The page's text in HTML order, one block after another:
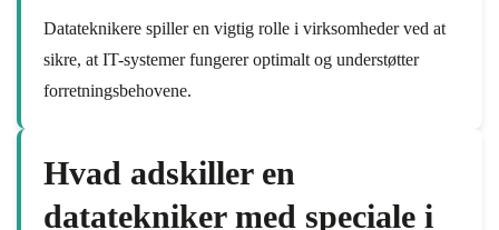
Datateknikere spiller en vigtig rolle i virksomheder ved at
sikre, at IT-systemer fungerer optimalt og understøtter
forretningsbehovene.
Hvad adskiller en
datatekniker med speciale i